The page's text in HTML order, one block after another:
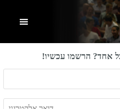
אחד? הרשמו עכשיו!